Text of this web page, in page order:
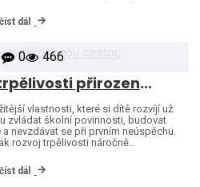
číst dál
0 466
Jak naučit děti trpělivosti přirozenou cestou
vlastnosti, které si dítě rozvíjí už
zvládat školní povinnosti, budovat
nevzdávat se při prvním neúspěchu.
rozvoj trpělivosti náročně..
číst dál